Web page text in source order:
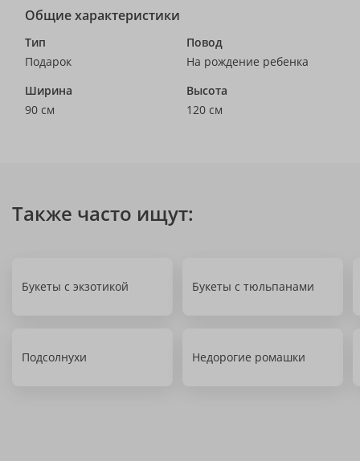
Общие характеристики
Тип
Подарок
Повод
На рождение ребенка
Ширина
90 см
Высота
120 см
Также часто ищут:
Букеты с экзотикой Букеты с тюльпанами
Подсолнухи Недорогие ромашки